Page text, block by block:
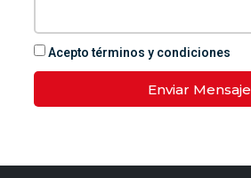
Acepto términos y condiciones
Enviar Mensaje